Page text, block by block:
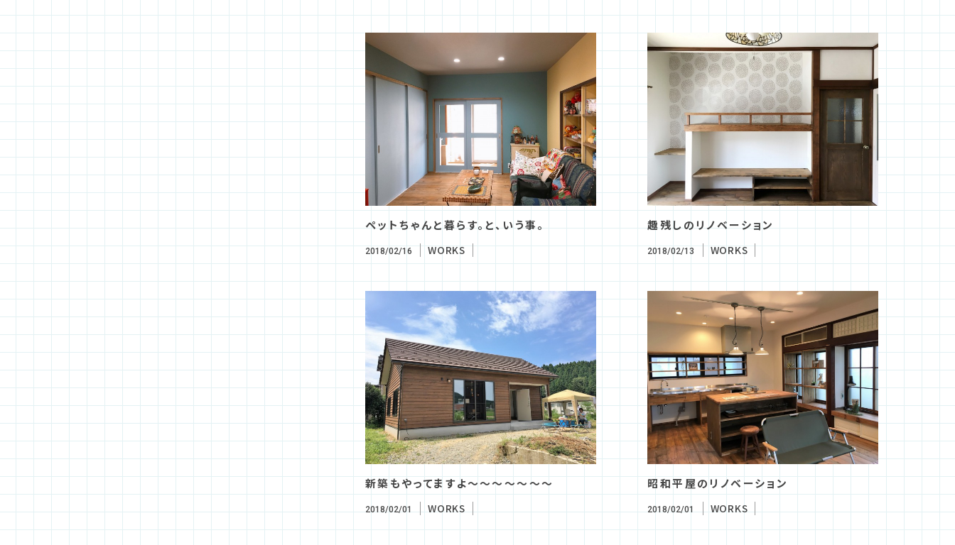
ペットちゃんと暮らす。と、いう事。
2018/02/16 WORKS
趣残しのリノベーション
2018/02/13 WORKS
新築もやってますよ～～～～～～～
2018/02/01 WORKS
昭和平屋のリノベーション
2018/02/01 WORKS